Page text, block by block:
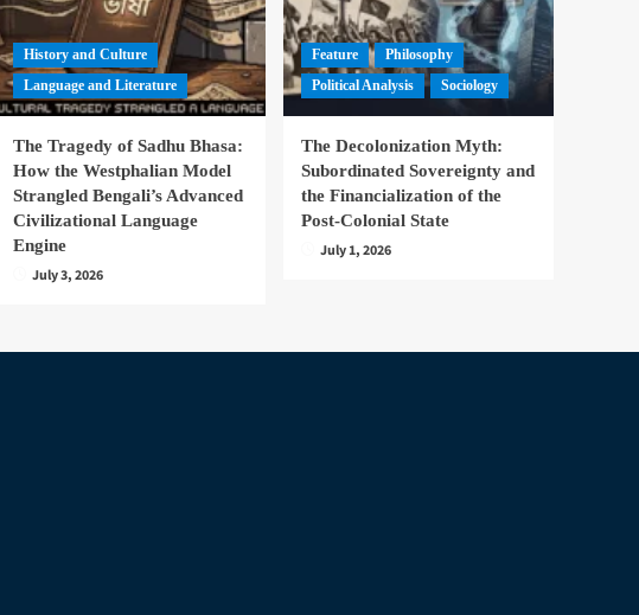
History and Culture
Language and Literature
The Tragedy of Sadhu Bhasa:
How the Westphalian Model
Strangled Bengali’s Advanced
Civilizational Language
Engine
July 3, 2026
Feature
Philosophy
Political Analysis
Sociology
The Decolonization Myth:
Subordinated Sovereignty and
the Financialization of the
Post-Colonial State
July 1, 2026